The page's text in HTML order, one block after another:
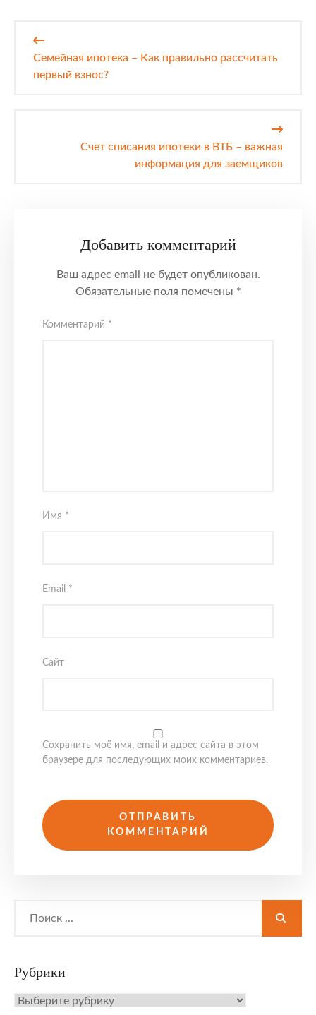
записям
Семейная ипотека – Как правильно рассчитать
первый взнос?
Счет списания ипотеки в ВТБ – важная
информация для заемщиков
Добавить комментарий
Ваш адрес email не будет опубликован.
Обязательные поля помечены *
Комментарий *
Имя *
Email *
Сайт
Сохранить моё имя, email и адрес сайта в этом
браузере для последующих моих комментариев.
Рубрики
Рубрики